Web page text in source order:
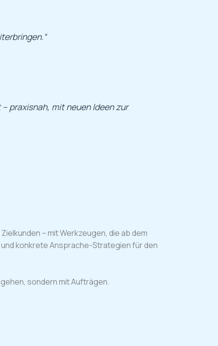
praxisnah, mit neuen Ideen zur
– mit Werkzeugen, die ab dem
konkrete Ansprache-Strategien für den
sondern mit Aufträgen.